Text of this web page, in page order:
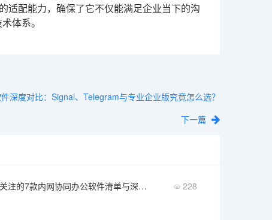
适配能力，确保了它不仅能满足企业当下的沟
体系。
深度对比：Signal、Telegram与专业企业版究竟怎么选？
下一篇
2026年值得关注的7款内网协同办公软件清单与深度解析 228